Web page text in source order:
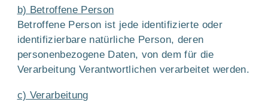
b) Betroffene Person
Betroffene Person ist jede identifizierte oder
identifizierbare natürliche Person, deren
personenbezogene Daten, von dem für die
Verarbeitung Verantwortlichen verarbeitet werden.
c) Verarbeitung